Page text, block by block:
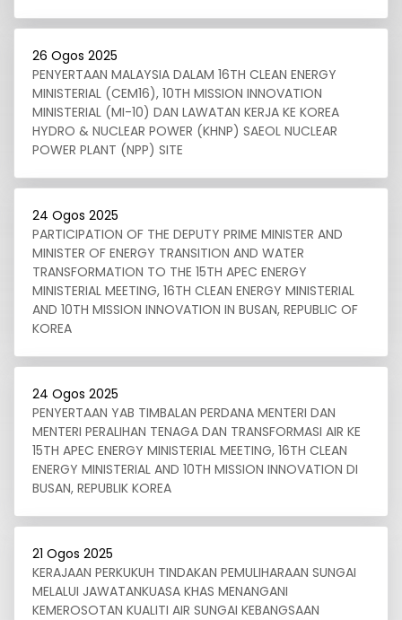
26 Ogos 2025
PENYERTAAN MALAYSIA DALAM 16TH CLEAN ENERGY
MINISTERIAL (CEM16), 10TH MISSION INNOVATION
MINISTERIAL (MI-10) DAN LAWATAN KERJA KE KOREA
HYDRO & NUCLEAR POWER (KHNP) SAEOL NUCLEAR
POWER PLANT (NPP) SITE
24 Ogos 2025
PARTICIPATION OF THE DEPUTY PRIME MINISTER AND
MINISTER OF ENERGY TRANSITION AND WATER
TRANSFORMATION TO THE 15TH APEC ENERGY
MINISTERIAL MEETING, 16TH CLEAN ENERGY MINISTERIAL
AND 10TH MISSION INNOVATION IN BUSAN, REPUBLIC OF
KOREA
24 Ogos 2025
PENYERTAAN YAB TIMBALAN PERDANA MENTERI DAN
MENTERI PERALIHAN TENAGA DAN TRANSFORMASI AIR KE
15TH APEC ENERGY MINISTERIAL MEETING, 16TH CLEAN
ENERGY MINISTERIAL AND 10TH MISSION INNOVATION DI
BUSAN, REPUBLIK KOREA
21 Ogos 2025
KERAJAAN PERKUKUH TINDAKAN PEMULIHARAAN SUNGAI
MELALUI JAWATANKUASA KHAS MENANGANI
KEMEROSOTAN KUALITI AIR SUNGAI KEBANGSAAN